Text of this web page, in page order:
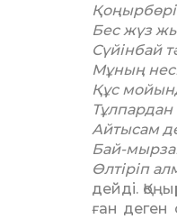
Бес жүз
Сүйінбай
Мұның
Құс
Тұлпардан
Айтысам
Бай-
Өлтіріп
дейді.
ған деген